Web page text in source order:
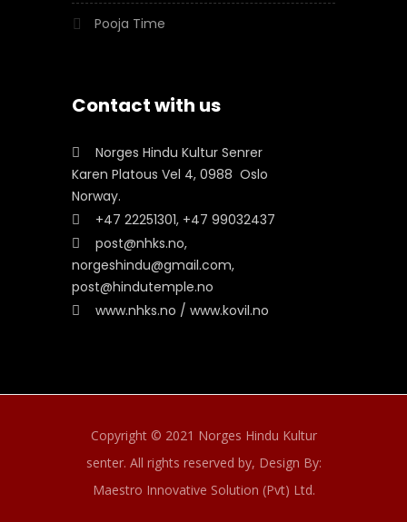
Pooja Time
Contact with us
Norges Hindu Kultur Senrer
Karen Platous Vel 4, 0988 Oslo
Norway.
+47 22251301, +47 99032437
post@nhks.no,
norgeshindu@gmail.com,
post@hindutemple.no
www.nhks.no / www.kovil.no
Copyright © 2021 Norges Hindu Kultur
senter. All rights reserved by, Design By:
Maestro Innovative Solution (Pvt) Ltd.